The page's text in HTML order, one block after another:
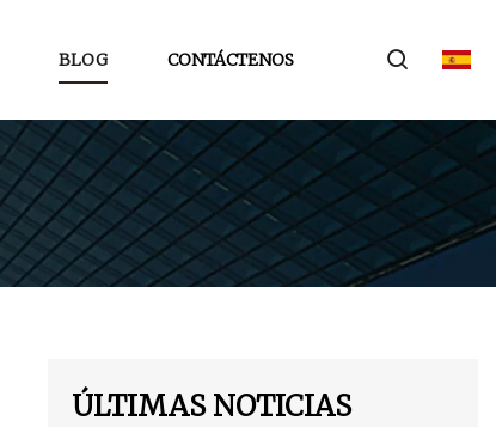
BLOG CONTÁCTENOS
ÚLTIMAS NOTICIAS